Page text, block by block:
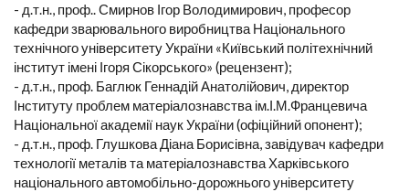
- д.т.н., проф.. Смирнов Ігор Володимирович, професор
кафедри зварювального виробництва Національного
технічного університету України «Київський політехнічний
інститут імені Ігоря Сікорського» (рецензент);
- д.т.н., проф. Баглюк Геннадій Анатолійович, директор
Інституту проблем матеріалознавства ім.І.М.Францевича
Національної академії наук України (офіційний опонент);
- д.т.н., проф. Глушкова Діана Борисівна, завідувач кафедри
технології металів та матеріалознавства Харківського
національного автомобільно-дорожнього університету